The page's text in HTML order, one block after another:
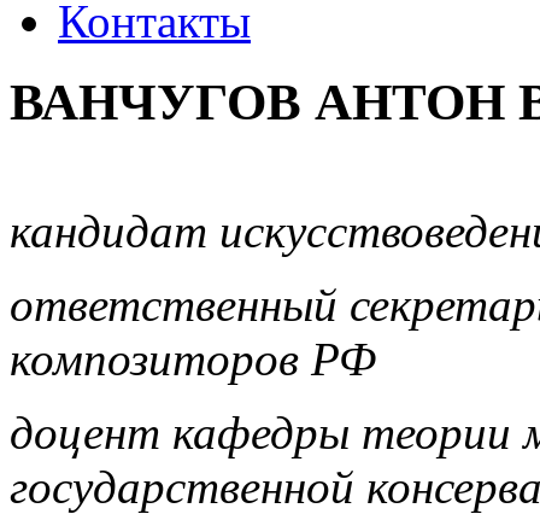
Контакты
ВАНЧУГОВ АНТОН
кандидат
ответственный
композиторов РФ
доцент кафедры теории
государственной